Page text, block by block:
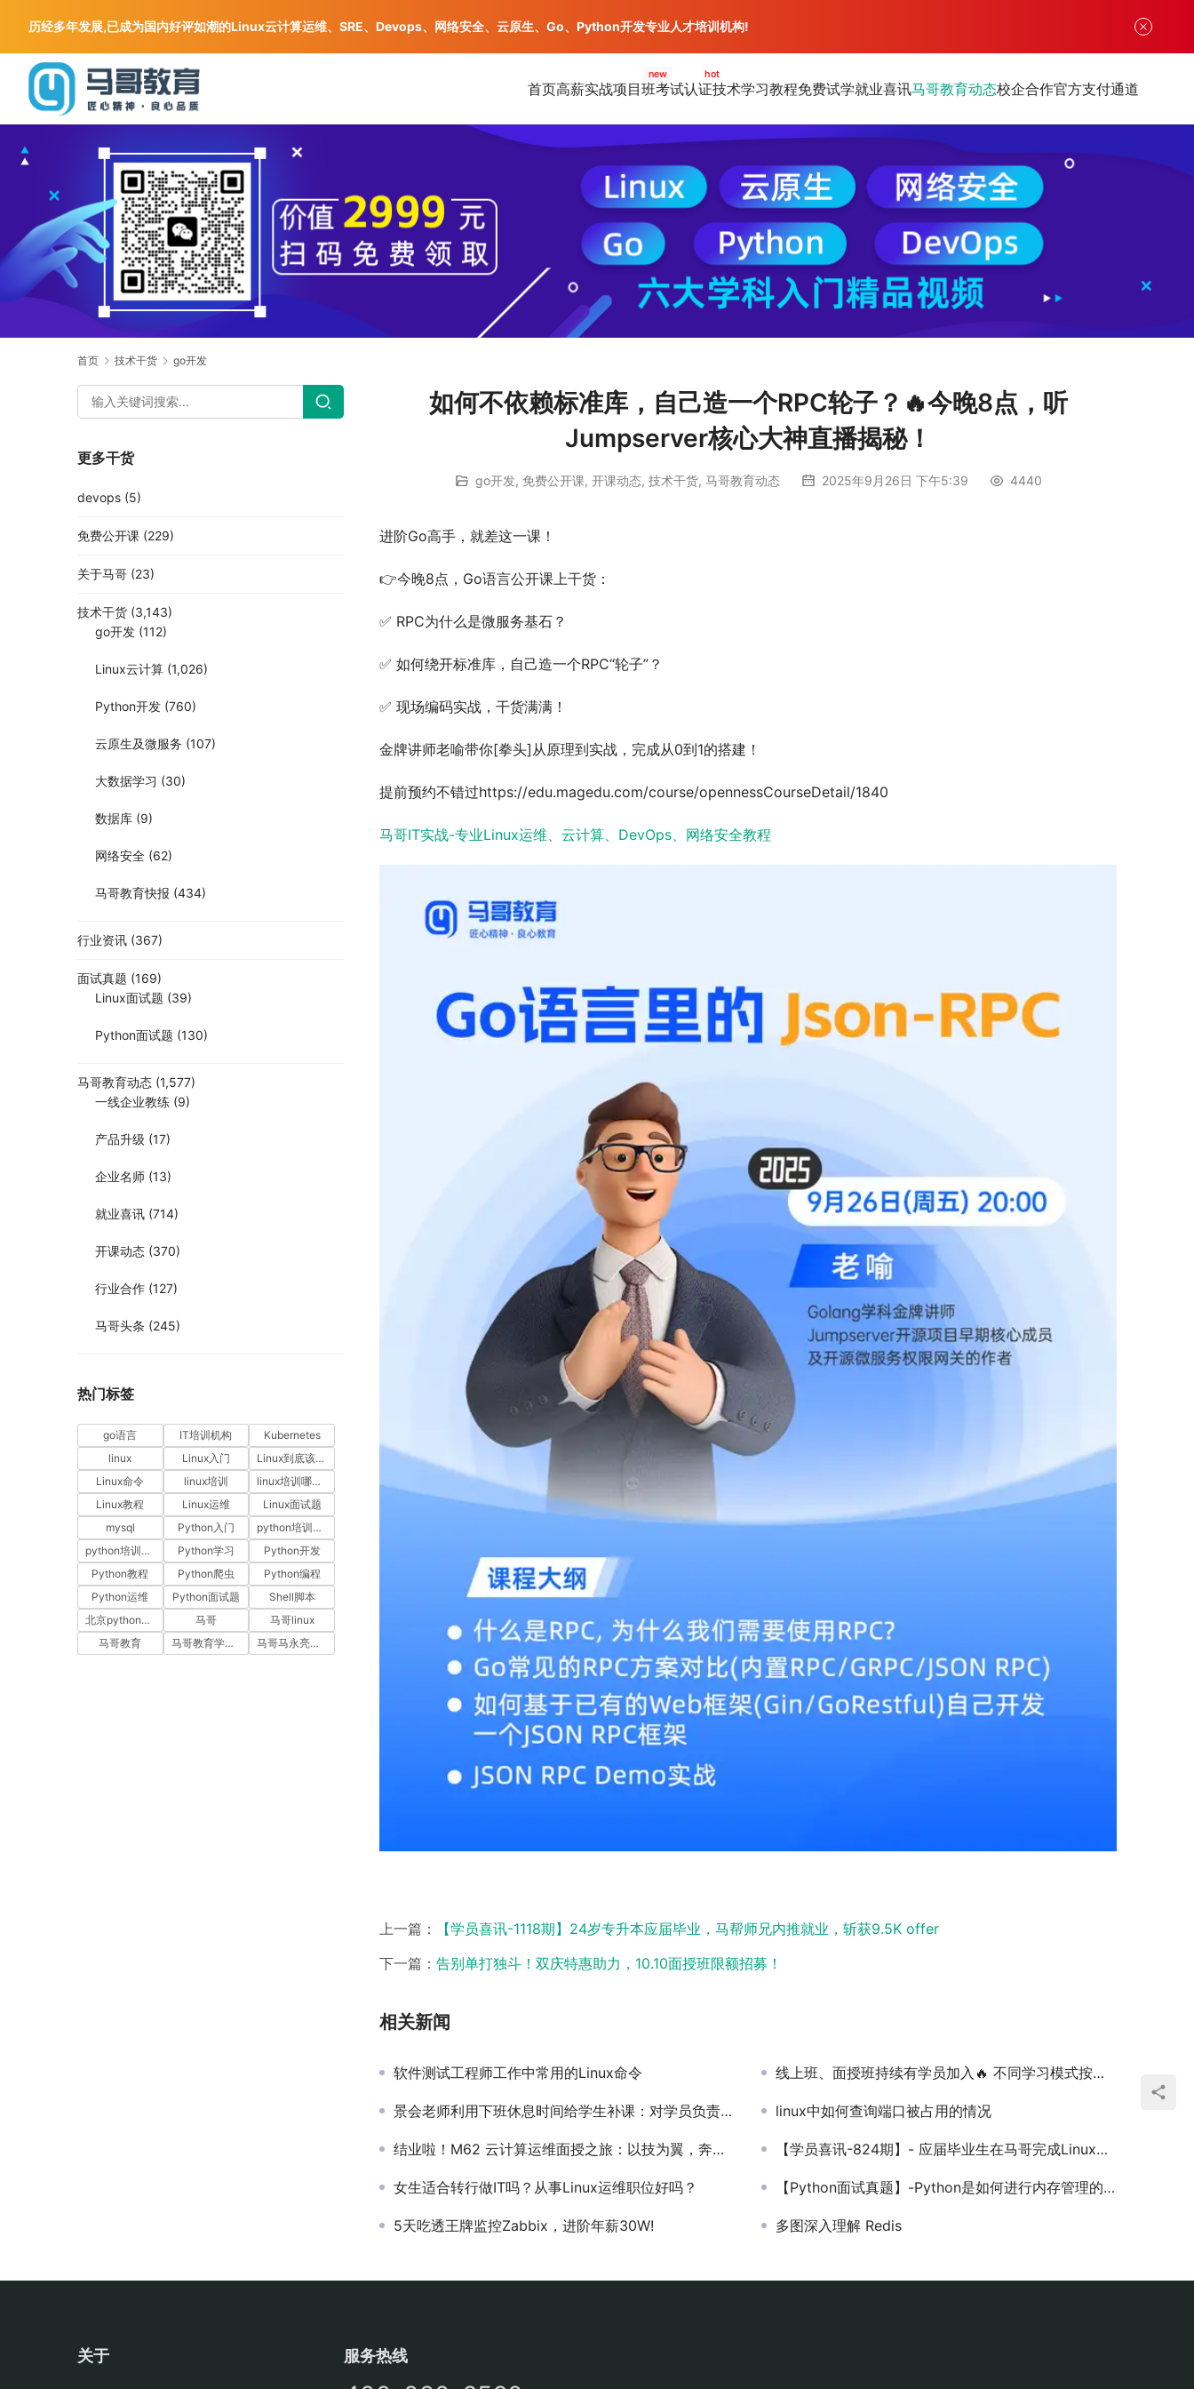
首页高薪实战项目班
new
考试认证
hot
技术学习教程免费试学就业喜讯马哥教育动态校企合作官方支付通道
首页 技术干货 go开发
如何不依赖标准库，自己造一个RPC轮子？🔥今晚8点，听
Jumpserver核心大神直播揭秘！
go开发, 免费公开课, 开课动态, 技术干货, 马哥教育动态 2025年9月26日 下午5:39 4440
进阶Go高手，就差这一课！
👉今晚8点，Go语言公开课上干货：
✅ RPC为什么是微服务基石？
✅ 如何绕开标准库，自己造一个RPC“轮子”？
✅ 现场编码实战，干货满满！
金牌讲师老喻带你[拳头]从原理到实战，完成从0到1的搭建！
提前预约不错过https://edu.magedu.com/course/opennessCourseDetail/1840
马哥IT实战-专业Linux运维、云计算、DevOps、网络安全教程
上一篇：
【学员喜讯-1118期】24岁专升本应届毕业，马帮师兄内推就业，斩获9.5K offer
下一篇： 告别单打独斗！双庆特惠助力，10.10面授班限额招募！
相关新闻
软件测试工程师工作中常用的Linux命令 线上班、面授班持续有学员加入🔥 不同学习模式按需选择，夯实技术抓住职场机会！💪
景会老师利用下班休息时间给学生补课：对学员负责，不是说的，是做的💪 linux中如何查询端口被占用的情况
结业啦！M62 云计算运维面授之旅：以技为翼，奔赴新程 【学员喜讯-824期】- 应届毕业生在马哥完成Linux学业薪资12K/月，双休不加班！
女生适合转行做IT吗？从事Linux运维职位好吗？ 【Python面试真题】-Python是如何进行内存管理的？
5天吃透王牌监控Zabbix，进阶年薪30W! 多图深入理解 Redis
更多干货
devops (5)
免费公开课 (229)
关于马哥 (23)
技术干货 (3,143)
go开发 (112)
Linux云计算 (1,026)
Python开发 (760)
云原生及微服务 (107)
大数据学习 (30)
数据库 (9)
网络安全 (62)
马哥教育快报 (434)
行业资讯 (367)
面试真题 (169)
Linux面试题 (39)
Python面试题 (130)
马哥教育动态 (1,577)
一线企业教练 (9)
产品升级 (17)
企业名师 (13)
就业喜讯 (714)
开课动态 (370)
行业合作 (127)
马哥头条 (245)
热门标签
go语言 IT培训机构
Kubernetes
linux
Linux入门
Linux到底该怎样学？
Linux命令
linux培训
linux培训哪家好
Linux教程
Linux运维
Linux面试题
mysql
Python入门
python培训哪家好
python培训排名
Python学习
Python开发
Python教程
Python爬虫
Python编程
Python运维
Python面试题
Shell脚本
北京python培训
马哥
马哥linux
马哥教育
马哥教育学员故事 马哥马永亮，马哥linux讲师，马哥教育ceo
关于 服务热线
历经多年发展,已成为国内好评如潮的Linux云计算运维、SRE、Devops、网络安全、云原生、Go、Python开发专业人才培训机构!